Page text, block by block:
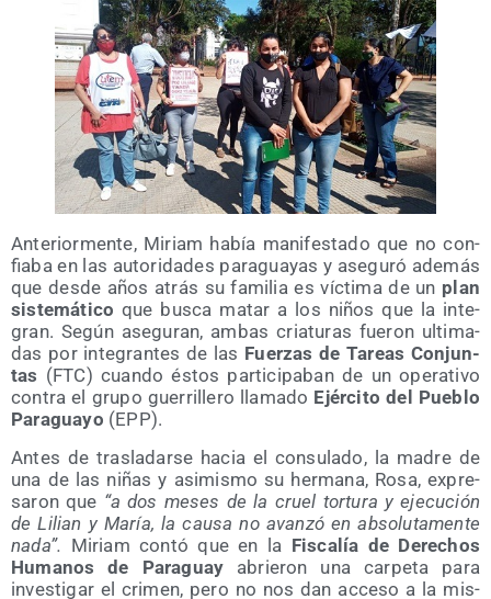
Ante­rior­men­te, Miriam había mani­fes­ta­do que no con­
fia­ba en las auto­ri­da­des para­gua­yas y ase­gu­ró ade­más
que des­de años atrás su fami­lia es víc­ti­ma de un plan
sis­te­má­ti­co que bus­ca matar a los niños que la inte­
gran. Según ase­gu­ran, ambas cria­tu­ras fue­ron ulti­ma­
das por inte­gran­tes de las Fuer­zas de Tareas Con­jun­
tas (FTC) cuan­do éstos par­ti­ci­pa­ban de un ope­ra­ti­vo
con­tra el gru­po gue­rri­lle­ro lla­ma­do Ejér­ci­to del Pue­blo
Para­gua­yo (EPP).
Antes de tras­la­dar­se hacia el con­su­la­do, la madre de
una de las niñas y asi­mis­mo su her­ma­na, Rosa, expre­
sa­ron que “a dos meses de la cruel tor­tu­ra y eje­cu­ción
de Lilian y María, la cau­sa no avan­zó en abso­lu­ta­men­te
nada”. Miriam con­tó que en la Fis­ca­lía de Dere­chos
Huma­nos de Para­guay abrie­ron una car­pe­ta para
inves­ti­gar el cri­men, pero no nos dan acce­so a la mis­